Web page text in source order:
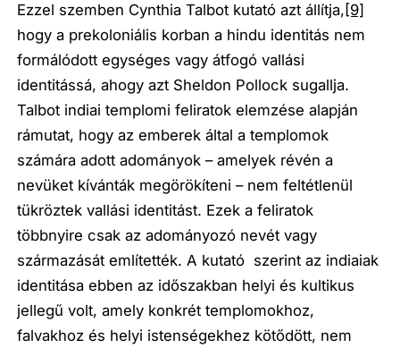
Ezzel szemben Cynthia Talbot kutató azt állítja, [9]
hogy a prekoloniális korban a hindu identitás nem
formálódott egységes vagy átfogó vallási
identitássá, ahogy azt Sheldon Pollock sugallja.
Talbot indiai templomi feliratok elemzése alapján
rámutat, hogy az emberek által a templomok
számára adott adományok – amelyek révén a
nevüket kívánták megörökíteni – nem feltétlenül
tükröztek vallási identitást. Ezek a feliratok
többnyire csak az adományozó nevét vagy
származását említették. A kutató szerint az indiaiak
identitása ebben az időszakban helyi és kultikus
jellegű volt, amely konkrét templomokhoz,
falvakhoz és helyi istenségekhez kötődött, nem